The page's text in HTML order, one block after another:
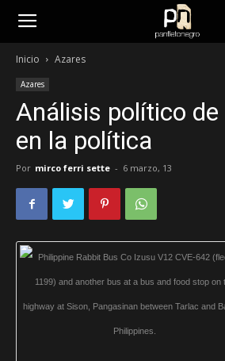
panfletonegro
Inicio Azares
Azares
Análisis político
en la política
Por mirco ferri sette - 6 marzo, 13